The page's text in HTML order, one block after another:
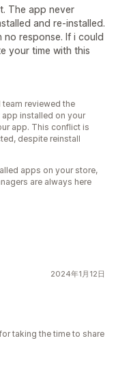
The app never
and re-installed.
response. If i could
your time with this
reviewed the
installed on your
app. This conflict is
despite reinstall
apps on your store,
are always here
2024年1月12日
taking the time to share